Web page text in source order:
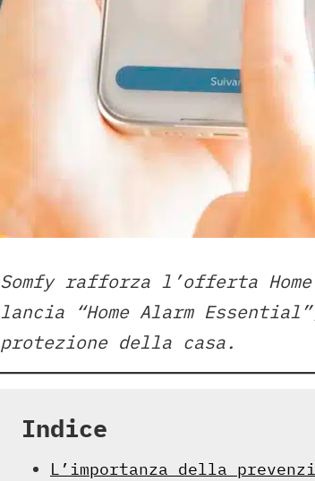
Somfy rafforza l’offerta
lancia “Home Alarm
protezione della casa.
Indice
L’importanza della